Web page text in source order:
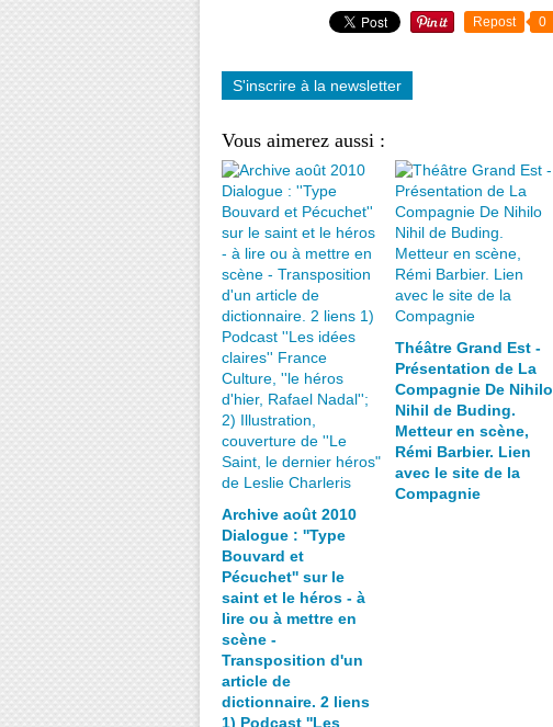
Repost 0
S'inscrire à la newsletter
Vous aimerez aussi :
Archive août 2010
Dialogue : ''Type
Bouvard et
Pécuchet'' sur le
saint et le héros - à
lire ou à mettre en
scène -
Transposition d'un
article de
dictionnaire. 2 liens
1) Podcast ''Les
Théâtre Grand Est -
Présentation de La
Compagnie De Nihilo
Nihil de Buding.
Metteur en scène,
Rémi Barbier. Lien
avec le site de la
Compagnie